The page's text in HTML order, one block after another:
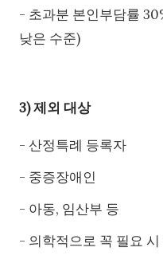
- 초과분 본인부담률
낮은 수준)
3) 제외 대상
- 산정특례 등록자
- 중증장애인
- 아동, 임산부 등
- 의학적으로 꼭 필요